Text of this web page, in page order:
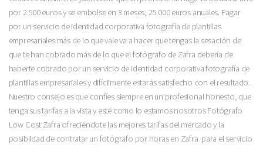
por 2.500 euros y se embolse en 3 meses, 25.000 euros anuales. Pagar
por un servicio de identidad corporativa fotografía de plantillas
empresariales más de lo que vale va a hacer que tengas la sesación de
que te han cobrado más de lo que el fotógrafo de Zafra debería de
haberte cobrado por un servicio de identidad corporativa fotografía de
plantillas empresariales y difícilmente estarás satisfecho con el resultado.
Nuestro consejo es que confíes siempre en un profesional honesto, que
tenga sus tarifas a la vista y esté como lo estamos nosotros Fotógrafo
Low Cost Zafra ofreciéndote las mejores tarifas del mercado y la
posibildad de contratar un fotógrafo por horas en Zafra para el servicio